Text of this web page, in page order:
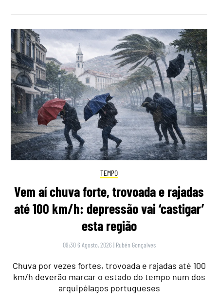
TEMPO
Vem aí chuva forte, trovoada e rajadas
até 100 km/h: depressão vai ‘castigar’
esta região
09:30 6 Agosto, 2026 | Rubén Gonçalves
Chuva por vezes fortes, trovoada e rajadas até 100
km/h deverão marcar o estado do tempo num dos
arquipélagos portugueses